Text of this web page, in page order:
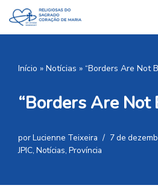
Pular
Início » Notícias » “Borders Are Not
“Borders Are Not
porLucienne Teixeira
7 de
JPIC, Notícias, Província